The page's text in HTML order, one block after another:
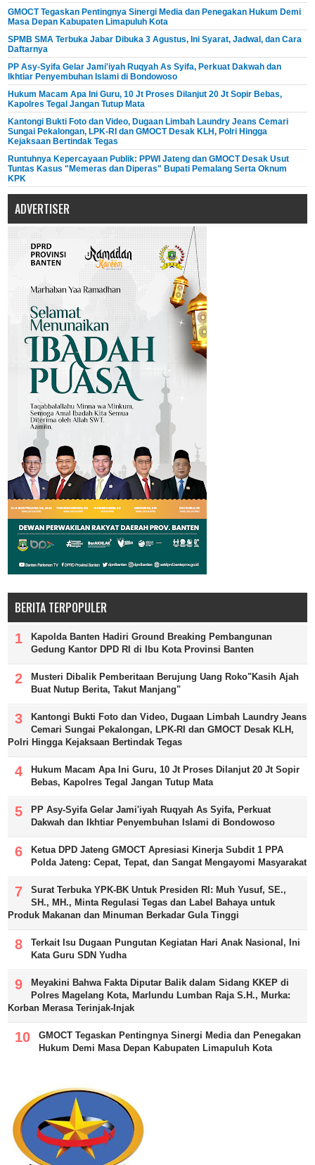
GMOCT Tegaskan Pentingnya Sinergi Media dan Penegakan Hukum Demi
Masa Depan Kabupaten Limapuluh Kota
SPMB SMA Terbuka Jabar Dibuka 3 Agustus, Ini Syarat, Jadwal, dan Cara
Daftarnya
PP Asy-Syifa Gelar Jami'iyah Ruqyah As Syifa, Perkuat Dakwah dan
Ikhtiar Penyembuhan Islami di Bondowoso
Hukum Macam Apa Ini Guru, 10 Jt Proses Dilanjut 20 Jt Sopir Bebas,
Kapolres Tegal Jangan Tutup Mata
Kantongi Bukti Foto dan Video, Dugaan Limbah Laundry Jeans Cemari
Sungai Pekalongan, LPK-RI dan GMOCT Desak KLH, Polri Hingga
Kejaksaan Bertindak Tegas
Runtuhnya Kepercayaan Publik: PPWI Jateng dan GMOCT Desak Usut
Tuntas Kasus "Memeras dan Diperas" Bupati Pemalang Serta Oknum
KPK
ADVERTISER
BERITA TERPOPULER
Kapolda Banten Hadiri Ground Breaking Pembangunan
Gedung Kantor DPD RI di Ibu Kota Provinsi Banten
Musteri Dibalik Pemberitaan Berujung Uang Roko"Kasih Ajah
Buat Nutup Berita, Takut Manjang"
Kantongi Bukti Foto dan Video, Dugaan Limbah Laundry Jeans
Cemari Sungai Pekalongan, LPK-RI dan GMOCT Desak KLH,
Polri Hingga Kejaksaan Bertindak Tegas
Hukum Macam Apa Ini Guru, 10 Jt Proses Dilanjut 20 Jt Sopir
Bebas, Kapolres Tegal Jangan Tutup Mata
PP Asy-Syifa Gelar Jami'iyah Ruqyah As Syifa, Perkuat
Dakwah dan Ikhtiar Penyembuhan Islami di Bondowoso
Ketua DPD Jateng GMOCT Apresiasi Kinerja Subdit 1 PPA
Polda Jateng: Cepat, Tepat, dan Sangat Mengayomi Masyarakat
Surat Terbuka YPK-BK Untuk Presiden RI: Muh Yusuf, SE.,
SH., MH., Minta Regulasi Tegas dan Label Bahaya untuk
Produk Makanan dan Minuman Berkadar Gula Tinggi
Terkait Isu Dugaan Pungutan Kegiatan Hari Anak Nasional, Ini
Kata Guru SDN Yudha
Meyakini Bahwa Fakta Diputar Balik dalam Sidang KKEP di
Polres Magelang Kota, Marlundu Lumban Raja S.H., Murka:
Korban Merasa Terinjak-Injak
GMOCT Tegaskan Pentingnya Sinergi Media dan Penegakan
Hukum Demi Masa Depan Kabupaten Limapuluh Kota